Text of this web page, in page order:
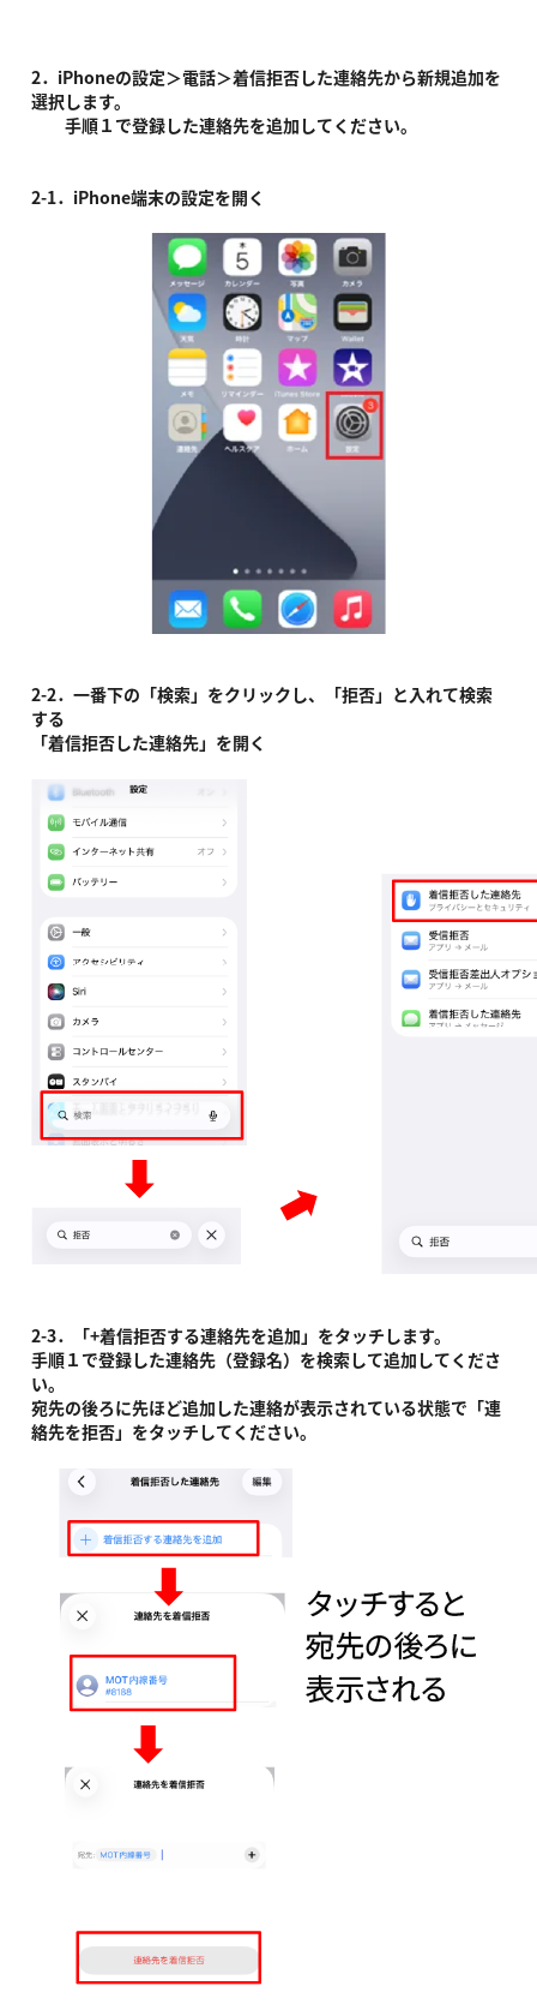
2．iPhoneの設定＞電話＞着信拒否した連絡先から新規追加を
選択します。
手順１で登録した連絡先を追加してください。
2-1．iPhone端末の設定を開く
2-2．一番下の「検索」をクリックし、「拒否」と入れて検索
する
「着信拒否した連絡先」を開く
2-3．「+着信拒否する連絡先を追加」をタッチします。
手順１で登録した連絡先（登録名）を検索して追加してくださ
い。
宛先の後ろに先ほど追加した連絡が表示されている状態で「連
絡先を拒否」をタッチしてください。